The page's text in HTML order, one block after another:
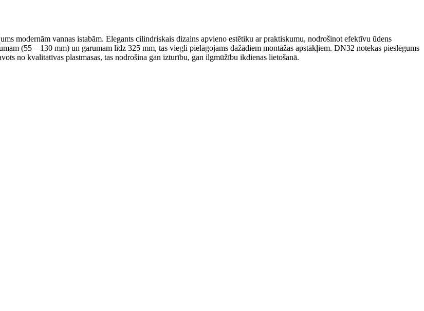
modernām vannas istabām. Elegants cilindriskais dizains apvieno estētiku ar praktiskumu, nodrošinot efektīvu ūdens
(55 – 130 mm) un garumam līdz 325 mm, tas viegli pielāgojams dažādiem montāžas apstākļiem. DN32 notekas pieslēgums
no kvalitatīvas plastmasas, tas nodrošina gan izturību, gan ilgmūžību ikdienas lietošanā.